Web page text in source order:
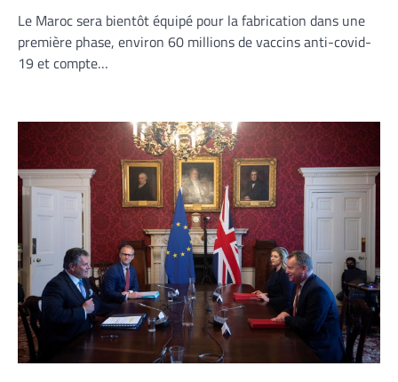
Le Maroc sera bientôt équipé pour la fabrication dans une
première phase, environ 60 millions de vaccins anti-covid-
19 et compte…